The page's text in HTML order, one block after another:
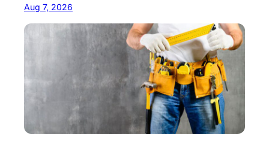
Aug 7, 2026